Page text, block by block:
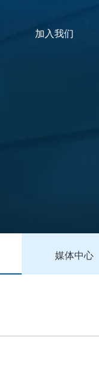
加入我们
媒体中心